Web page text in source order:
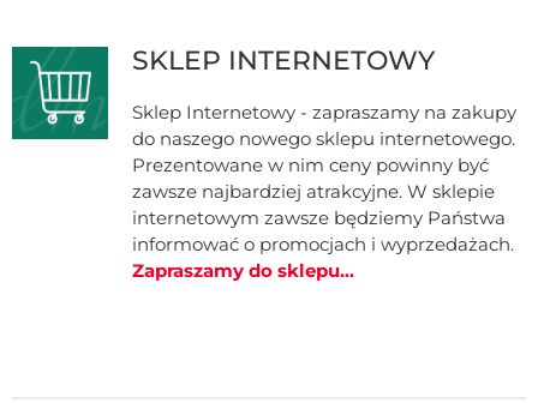
SKLEP INTERNETOWY
Sklep Internetowy - zapraszamy na zakupy
do naszego nowego sklepu internetowego.
Prezentowane w nim ceny powinny być
zawsze najbardziej atrakcyjne. W sklepie
internetowym zawsze będziemy Państwa
informować o promocjach i wyprzedażach.
Zapraszamy do sklepu...